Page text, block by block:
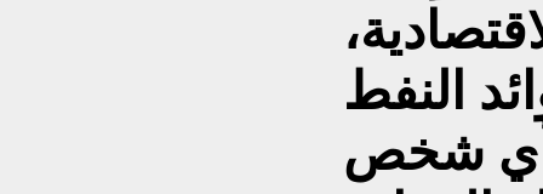
النفط
أي شخص